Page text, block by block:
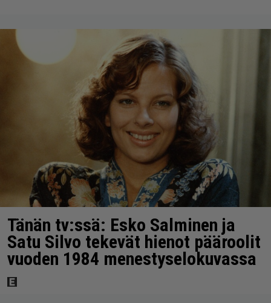
Tänän tv:ssä: Esko Salminen ja
Satu Silvo tekevät hienot pääroolit
vuoden 1984 menestyselokuvassa